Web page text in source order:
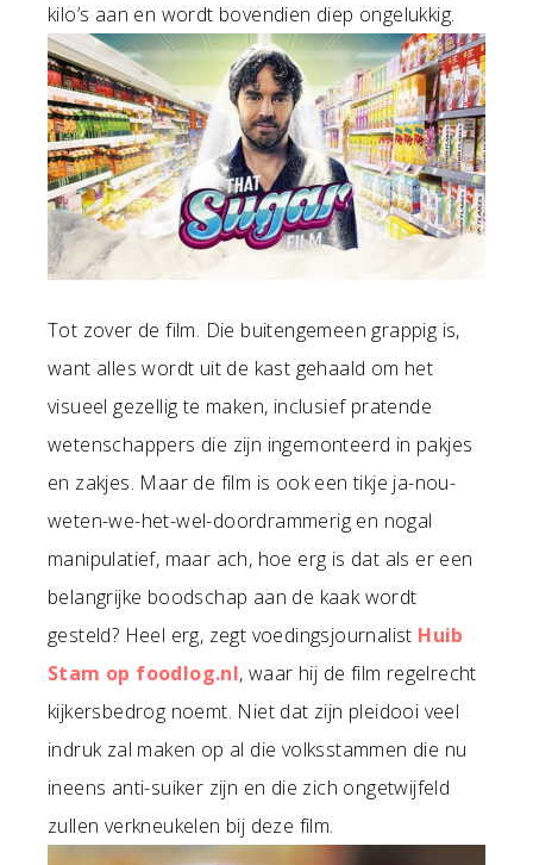
kilo’s aan en wordt bovendien diep ongelukkig.
Tot zover de film. Die buitengemeen grappig is,
want alles wordt uit de kast gehaald om het
visueel gezellig te maken, inclusief pratende
wetenschappers die zijn ingemonteerd in pakjes
en zakjes. Maar de film is ook een tikje ja-nou-
weten-we-het-wel-doordrammerig en nogal
manipulatief, maar ach, hoe erg is dat als er een
belangrijke boodschap aan de kaak wordt
gesteld? Heel erg, zegt voedingsjournalist Huib
Stam op foodlog.nl, waar hij de film regelrecht
kijkersbedrog noemt. Niet dat zijn pleidooi veel
indruk zal maken op al die volksstammen die nu
ineens anti-suiker zijn en die zich ongetwijfeld
zullen verkneukelen bij deze film.